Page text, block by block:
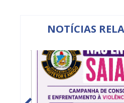
NOTÍCIAS